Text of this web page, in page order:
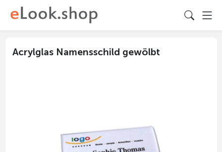
Acrylglas Namensschild gewölbt